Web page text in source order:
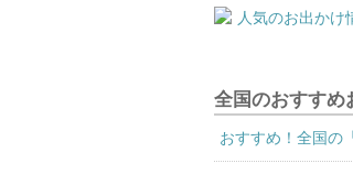
全国のおすすめ
おすすめ！全国の